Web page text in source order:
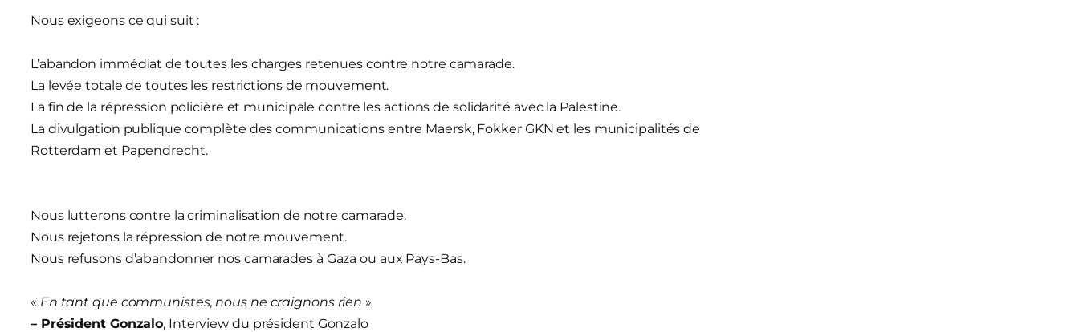
Nous exigeons ce qui suit :
L’abandon immédiat de toutes les charges retenues contre notre camarade.
La levée totale de toutes les restrictions de mouvement.
La fin de la répression policière et municipale contre les actions de solidarité avec la Palestine.
La divulgation publique complète des communications entre Maersk, Fokker GKN et les municipalités de
Rotterdam et Papendrecht.
Nous lutterons contre la criminalisation de notre camarade.
Nous rejetons la répression de notre mouvement.
Nous refusons d’abandonner nos camarades à Gaza ou aux Pays-Bas.
« En tant que communistes, nous ne craignons rien »
– Président Gonzalo, Interview du président Gonzalo